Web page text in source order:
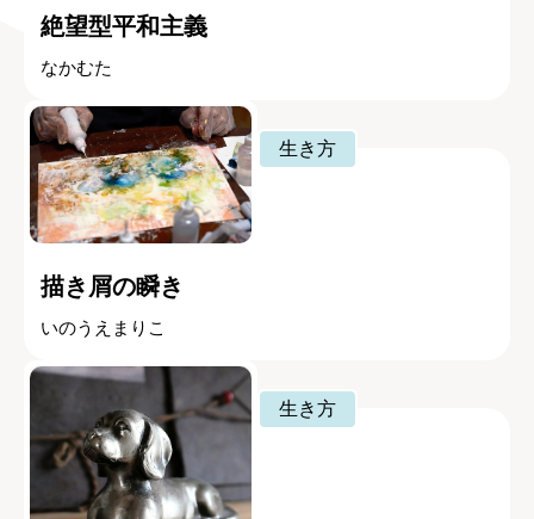
絶望型平和主義
なかむた
生き方
描き屑の瞬き
いのうえまりこ
生き方